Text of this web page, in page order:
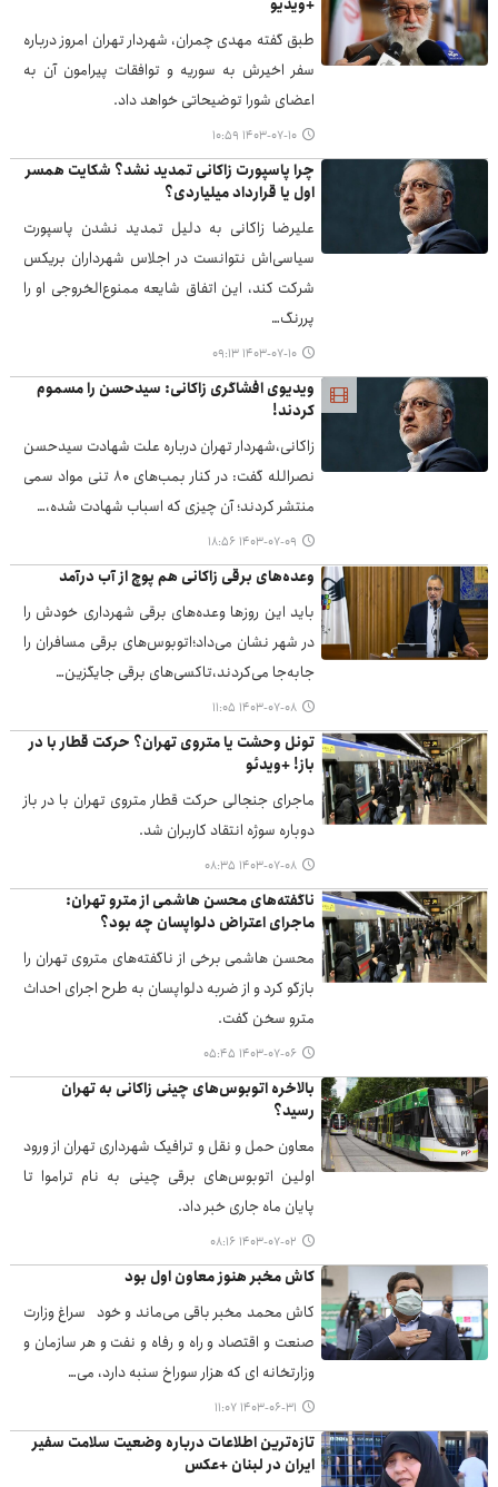
طبق گفته مهدی چمران، شهردار تهران امروز درباره
سفر اخیرش به سوریه و توافقات پیرامون آن به
اعضای شورا توضیحاتی خواهد داد.
۱۴۰۳-۰۷-۱۰ ۱۰:۵۹
چرا پاسپورت زاکانی تمدید نشد؟ شکایت همسر
اول یا قرارداد میلیاردی؟
علیرضا زاکانی به دلیل تمدید نشدن پاسپورت
سیاسی‌اش نتوانست در اجلاس شهرداران بریکس
شرکت کند، این اتفاق شایعه ممنوع‌الخروجی او را
پررنگ…
۱۴۰۳-۰۷-۱۰ ۰۹:۱۳
ویدیوی افشاگری زاکانی: سیدحسن را مسموم
کردند!
زاکانی،‌شهردار تهران درباره علت شهادت سیدحسن
نصرالله گفت: در کنار بمب‌های ۸۰ تنی مواد سمی
منتشر کردند؛ آن چیزی که اسباب شهادت شده،…
۱۴۰۳-۰۷-۰۹ ۱۸:۵۶
وعده‌های برقی زاکانی هم پوچ از آب درآمد
باید این روزها وعده‌های برقی شهرداری خودش را
در شهر نشان می‌داد؛اتوبوس‌های برقی مسافران را
جابه‌جا می‌کردند،تاکسی‌های برقی جایگزین…
۱۴۰۳-۰۷-۰۸ ۱۱:۰۵
تونل وحشت یا متروی تهران؟ حرکت قطار با در
باز! +ویدئو
ماجرای جنجالی حرکت قطار متروی تهران با در باز
دوباره سوژه انتقاد کاربران شد.
۱۴۰۳-۰۷-۰۸ ۰۸:۳۵
ناگفته‌های محسن هاشمی از مترو تهران:
ماجرای اعتراض دلواپسان چه بود؟
محسن هاشمی برخی از ناگفته‌های متروی تهران را
بازگو کرد و از ضربه دلواپسان به طرح اجرای احداث
مترو سخن گفت.
۱۴۰۳-۰۷-۰۶ ۰۵:۴۵
بالاخره اتوبوس‌های چینی زاکانی به تهران
رسید؟
معاون حمل و نقل و ترافیک شهرداری تهران از ورود
اولین اتوبوس‌های برقی چینی به نام تراموا تا
پایان ماه جاری خبر داد.
۱۴۰۳-۰۷-۰۲ ۰۸:۱۶
کاش مخبر هنوز معاون اول بود
کاش محمد مخبر باقی می‌ماند و خود سراغ وزارت
صنعت و اقتصاد و راه و رفاه و نفت و هر سازمان و
وزارتخانه ای که هزار سوراخ سنبه دارد، می…
۱۴۰۳-۰۶-۳۱ ۱۱:۰۷
تازه‌ترین اطلاعات درباره وضعیت سلامت سفیر
ایران در لبنان +عکس